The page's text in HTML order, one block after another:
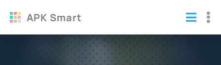
APK Smart
Взломанная Славяне: Ферма (Мод